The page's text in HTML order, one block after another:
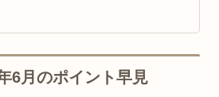
6月のポイント早見